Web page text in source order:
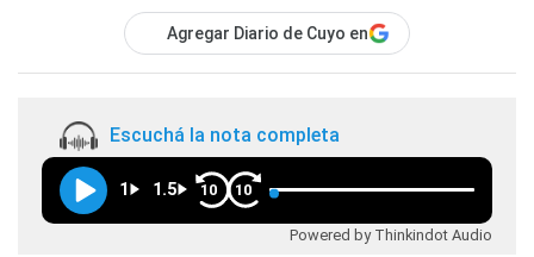
Agregar Diario de Cuyo en
Escuchá la nota completa
1 1.5 10 10
Powered by Thinkindot Audio